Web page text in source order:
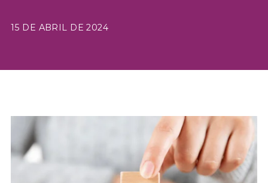
15 DE ABRIL DE 2024